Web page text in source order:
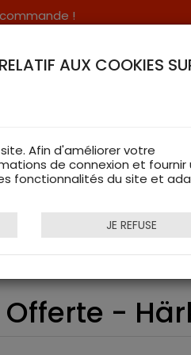
!
ACCESSOIRES
Offerte - Härkila
-
AUX COOKIES
Afin d'améliorer votre
de connexion et fournir
fonctionnalités du site et
JE REFUSE